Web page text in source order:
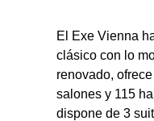
El Exe Vienna
clásico con lo
renovado,
salones y 115
dispone de 3